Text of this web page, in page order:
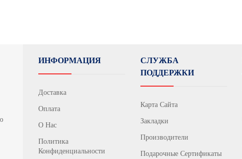
ИНФОРМАЦИЯ
Доставка
Оплата
О Нас
Политика
Конфиденциальности
СЛУЖБА
ПОДДЕРЖКИ
Карта Сайта
Закладки
Производители
Подарочные Сертификаты